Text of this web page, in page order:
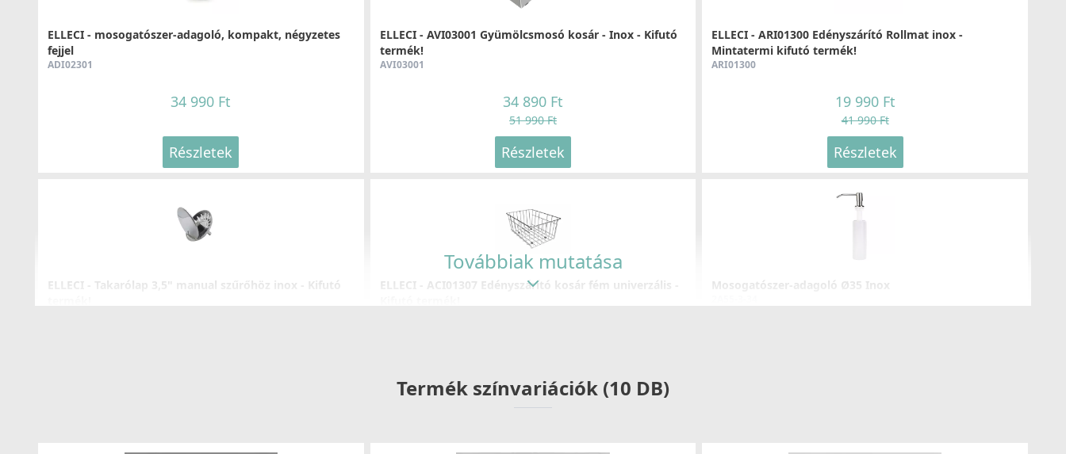
ELLECI - mosogatószer-adagoló, kompakt, négyzetes
fejjel
ADI02301
34 990 Ft
Részletek
ELLECI - AVI03001 Gyümölcsmosó kosár - Inox - Kifutó
termék!
AVI03001
34 890 Ft
51 990 Ft
Részletek
ELLECI - ARI01300 Edényszárító Rollmat inox -
Mintatermi kifutó termék!
ARI01300
19 990 Ft
41 990 Ft
Részletek
ELLECI - Takarólap 3,5" manual szűrőhöz inox - Kifutó
ELLECI - ACI01307 Edényszárító kosár fém univerzális -
Mosogatószer-adagoló Ø35 Inox
Továbbiak mutatása
Termék színvariációk (10 DB)